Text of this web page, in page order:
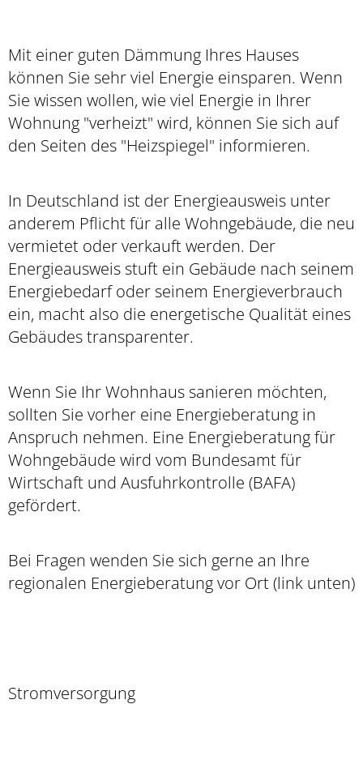
Mit einer guten Dämmung Ihres Hauses
können Sie sehr viel Energie einsparen. Wenn
Sie wissen wollen, wie viel Energie in Ihrer
Wohnung "verheizt" wird, können Sie sich auf
den Seiten des "Heizspiegel" informieren.
In Deutschland ist der Energieausweis unter
anderem Pflicht für alle Wohngebäude, die neu
vermietet oder verkauft werden. Der
Energieausweis stuft ein Gebäude nach seinem
Energiebedarf oder seinem Energieverbrauch
ein, macht also die energetische Qualität eines
Gebäudes transparenter.
Wenn Sie Ihr Wohnhaus sanieren möchten,
sollten Sie vorher eine Energieberatung in
Anspruch nehmen. Eine Energieberatung für
Wohngebäude wird vom Bundesamt für
Wirtschaft und Ausfuhrkontrolle (BAFA)
gefördert.
Bei Fragen wenden Sie sich gerne an Ihre
regionalen Energieberatung vor Ort (link unten)
Stromversorgung